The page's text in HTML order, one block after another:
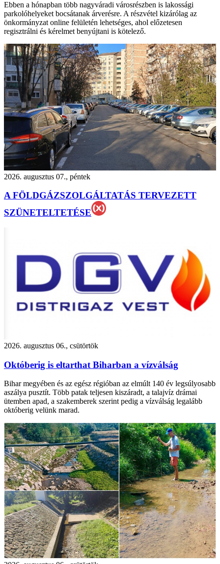
Ebben a hónapban több nagyváradi városrészben is lakossági
parkolóhelyeket bocsátanak árverésre. A részvétel kizárólag az
önkormányzat online felületén lehetséges, ahol előzetesen
regisztrálni és kérelmet benyújtani is kötelező.
2026. augusztus 07., péntek
A FÖLDGÁZSZOLGÁLTATÁS TERVEZETT
SZÜNETELTETÉSE
2026. augusztus 06., csütörtök
Októberig is eltarthat Biharban a vízválság
Bihar megyében és az egész régióban az elmúlt 140 év legsúlyosabb
aszálya pusztít. Több patak teljesen kiszáradt, a talajvíz drámai
ütemben apad, a szakemberek szerint pedig a vízválság legalább
októberig velünk marad.